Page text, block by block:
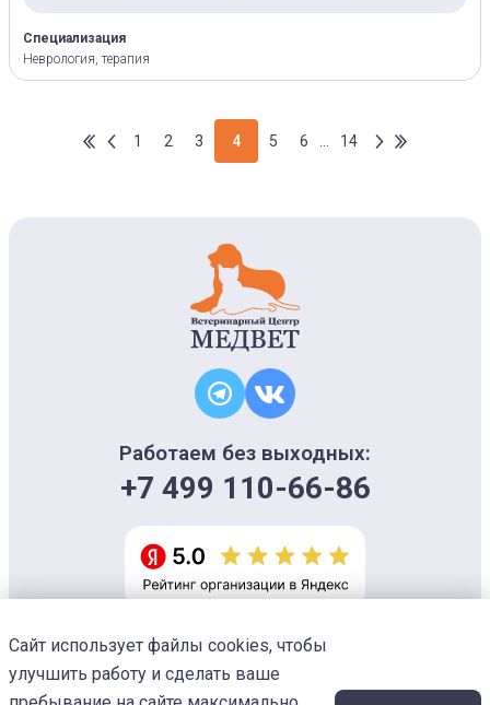
Специализация
Неврология, терапия
1 2 3 4 5 6 14
Работаем без выходных:
+7 499 110-66-86
Информация на сайте носит ознакомительный характер и не является
офертой, не может использоваться для постановки диагноза и плана
лечения
Изображения предоставленыDesigned by Freepik
Сайт использует файлы cookies, чтобы
улучшить работу и сделать ваше